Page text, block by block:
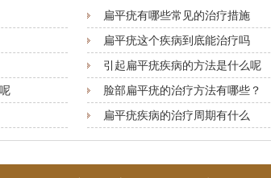
扁平疣有哪些常见的治疗措施
扁平疣这个疾病到底能治疗吗
引起扁平疣疾病的方法是什么呢
脸部扁平疣的治疗方法有哪些？
扁平疣疾病的治疗周期有什么